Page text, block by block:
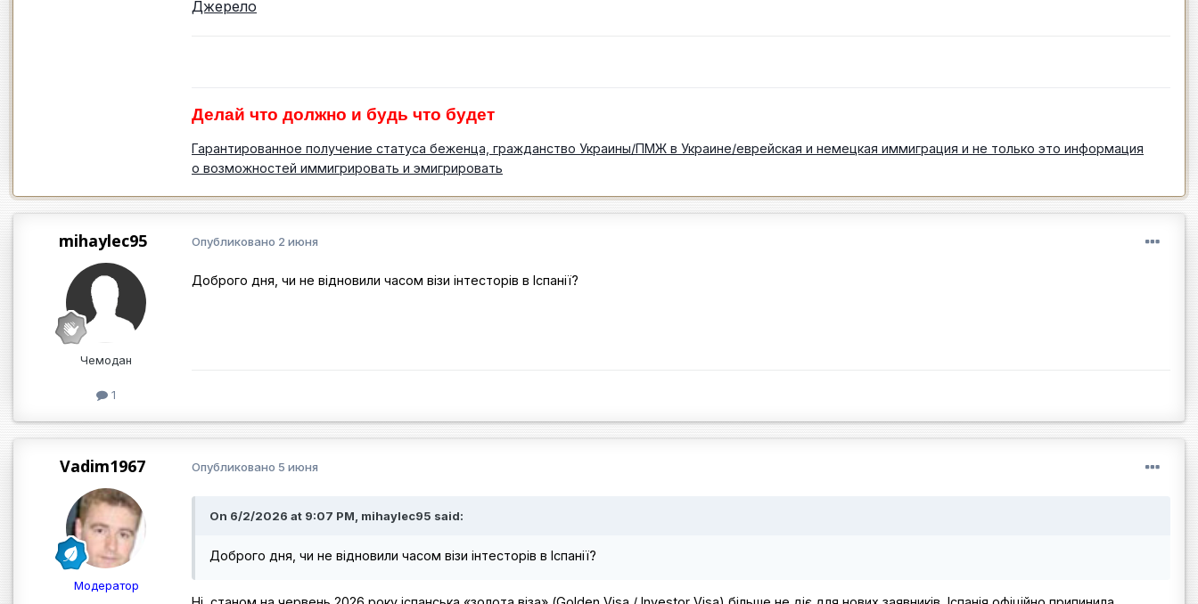
Джерело
Делай что должно и будь что будет
Гарантированное получение статуса беженца, гражданство Украины/ПМЖ в Украине/еврейская и немецкая иммиграция и не только это информация
о возможностей иммигрировать и эмигрировать
mihaylec95
Чемодан
1
Опубликовано 2 июня
Доброго дня, чи не відновили часом візи інтесторів в Іспанії?
Vadim1967
Модератор
Опубликовано 5 июня
On 6/2/2026 at 9:07 PM, mihaylec95 said:
Доброго дня, чи не відновили часом візи інтесторів в Іспанії?